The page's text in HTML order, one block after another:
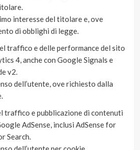
interesse del titolare e, ove
di obblighi di legge.
traffico e delle performance del sito
4, anche con Google Signals e
v2.
dell’utente, ove richiesto dalla
traffico e pubblicazione di contenuti
AdSense, inclusi AdSense for
Search.